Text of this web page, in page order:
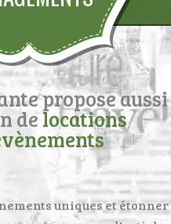
propose aussi
delocations
uniques et étonner